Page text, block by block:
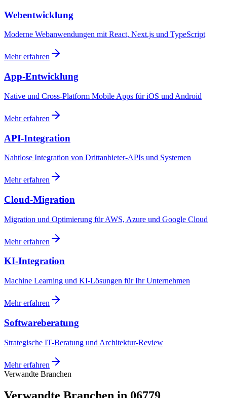
Webentwicklung
Moderne Webanwendungen mit React, Next.js und TypeScript
Mehr erfahren
App-Entwicklung
Native und Cross-Platform Mobile Apps für iOS und Android
Mehr erfahren
API-Integration
Nahtlose Integration von Drittanbieter-APIs und Systemen
Mehr erfahren
Cloud-Migration
Migration und Optimierung für AWS, Azure und Google Cloud
Mehr erfahren
KI-Integration
Machine Learning und KI-Lösungen für Ihr Unternehmen
Mehr erfahren
Softwareberatung
Strategische IT-Beratung und Architektur-Review
Mehr erfahren
Verwandte Branchen
Verwandte Branchen in 06779